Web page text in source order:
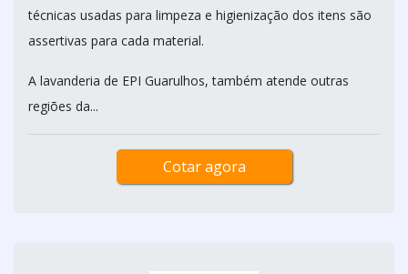
técnicas usadas para limpeza e higienização dos itens são
assertivas para cada material.
A lavanderia de EPI Guarulhos, também atende outras
regiões da...
Cotar agora